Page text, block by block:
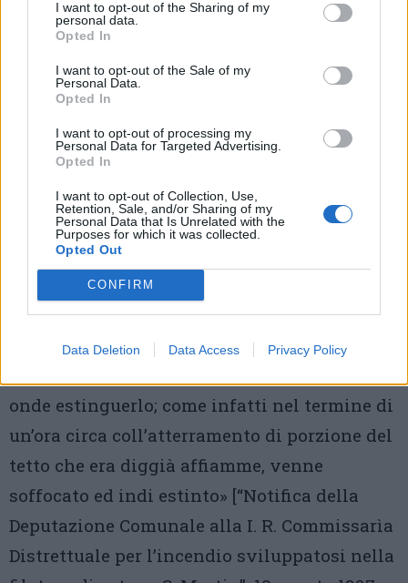
I want to opt-out of the Sharing of my
personal data.
Opted In
I want to opt-out of the Sale of my
Personal Data.
Opted In
I want to opt-out of processing my
Personal Data for Targeted Advertising.
Opted In
I want to opt-out of Collection, Use,
Retention, Sale, and/or Sharing of my
Personal Data that Is Unrelated with the
Purposes for which it was collected.
Opted Out
CONFIRM
Data Deletion Data Access Privacy Policy
lavoro, oltre ad essere d’impaccio, ha già
creato a Carlo
Martin un grave episodio. Infatti nel1827
una scintilla caduta nell’accensione
lampade che illuminano i locali va a cadere
proprio sopra le balle di cotone «che ivi si
trovavano a
manifatturarsi». La relazione del delegato
politico del Comune afferma: «Verso le ore 6 o
alle 7 pomeridiane s
locale della filatura di cotone del Sig. Martin
in questo Comune, per cui si dovette col
onde estinguerlo; come infatti nel termine di
un’ora circa coll’atterramento di porzione del
tetto che era diggià affiamme, venne
soffocato ed indi estinto» [“Notifica della
Deputazione Comunale alla I. R. Commissarìa
Distrettuale per l’incendio sviluppatosi nella